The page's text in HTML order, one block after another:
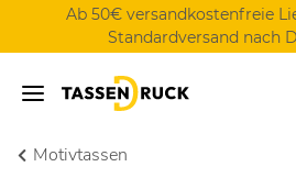
Ab 50€ versandkostenfreie
Standardversand nach
Motivtassen